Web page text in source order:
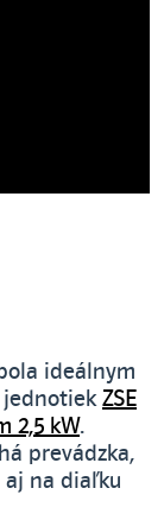
ideálnym
jednotiekZSE
2,5 kW.
prevádzka,
aj na diaľku